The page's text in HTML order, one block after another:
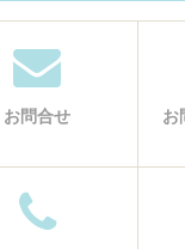
お問合せ
お